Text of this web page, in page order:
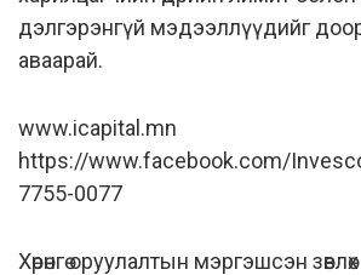
дэлгэрэнгүй мэдээллүүдийг
аваарай.
www.icapital.mn
https://www.facebook.com/
7755-0077
Хөрөнгө оруулалтын мэргэшсэн зөвлөх